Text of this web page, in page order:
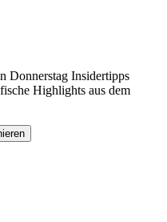
Donnerstag Insidertipps
Highlights aus dem